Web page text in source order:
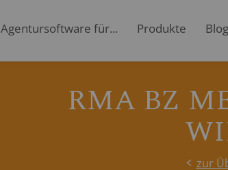
Agentursoftware für... Produkte Blog
RMA BZ
zur